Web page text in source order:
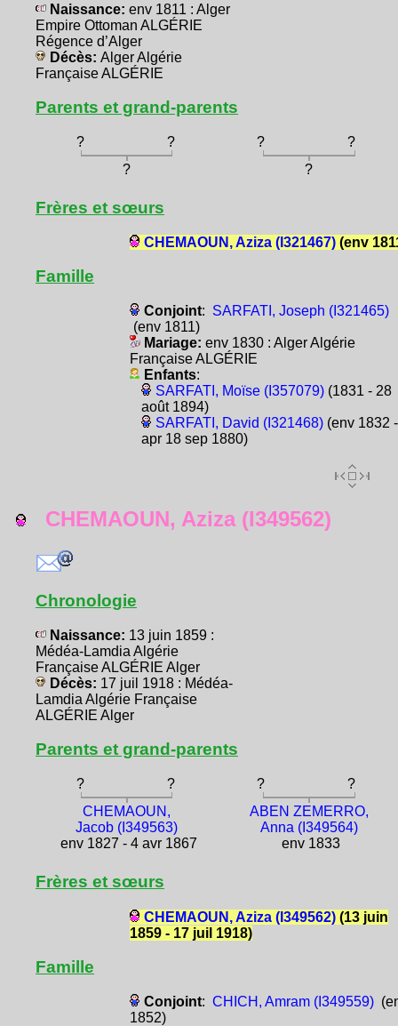
Naissance: env 1811 : Alger
Empire Ottoman ALGÉRIE
Régence d’Alger
Décès: Alger Algérie
Française ALGÉRIE
Parents et grand-parents
? ? ?
?
?
?
Frères et sœurs
CHEMAOUN, Aziza (I321467)(env
Famille
Conjoint: SARFATI, Joseph (I321465)
(env 1811)
Mariage: env 1830 : Alger Algérie
Française ALGÉRIE
Enfants:
SARFATI, Moïse (I357079)(1831 - 28
août 1894)
SARFATI, David (I321468)(env 1832 -
apr 18 sep 1880)
CHEMAOUN, Aziza (I349562)
Chronologie
Naissance: 13 juin 1859 :
Médéa-Lamdia Algérie
Française ALGÉRIE Alger
Décès: 17 juil 1918 : Médéa-
Lamdia Algérie Française
ALGÉRIE Alger
Parents et grand-parents
? ? ?
?
CHEMAOUN,
Jacob (I349563)
env 1827 - 4 avr 1867
ABEN ZEMERRO,
Anna (I349564)
env 1833
Frères et sœurs
CHEMAOUN, Aziza (I349562)(13 juin
1859 - 17 juil 1918)
Famille
Conjoint: CHICH, Amram (I349559)
1852)